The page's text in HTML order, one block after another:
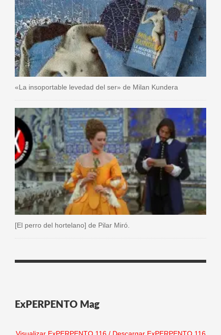
«La insoportable levedad del ser» de Milan Kundera
[El perro del hortelano] de Pilar Miró.
ExPERPENTO Mag